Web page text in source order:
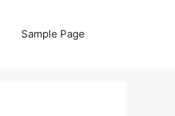
Sample Page